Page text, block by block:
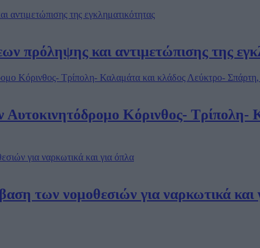
πρόληψης και αντιμετώπισης της
Αυτοκινητόδρομο Κόρινθος-
των νομοθεσιών για ναρκωτικά και